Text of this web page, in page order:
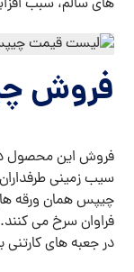
های سالم، سبب
فروش
فروش این محصول
سیب زمینی
چیپس همان ورقه
فراوان سرخ می
در جعبه های